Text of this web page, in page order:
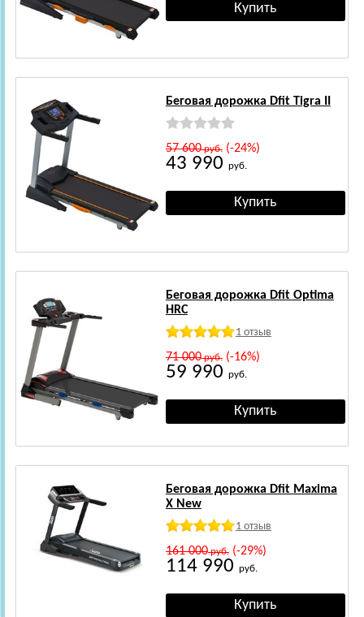
Беговая дорожка Dfit Tigra II
57 600руб.(-24%)
43 990 руб.
Беговая дорожка Dfit Optima
HRC
1 отзыв
71 000руб.(-16%)
59 990 руб.
Беговая дорожка Dfit Maxima
X New
1 отзыв
161 000руб.(-29%)
114 990 руб.